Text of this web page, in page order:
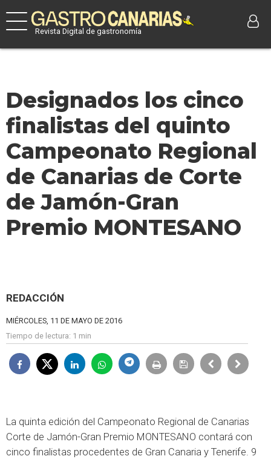
Revista Digital de gastronomía
Designados los cinco
finalistas del quinto
Campeonato Regional
de Canarias de Corte
de Jamón-Gran
Premio MONTESANO
REDACCIÓN
MIÉRCOLES, 11 DE MAYO DE 2016
Tiempo de lectura: 1 min
La quinta edición del Campeonato Regional de Canarias
Corte de Jamón-Gran Premio MONTESANO contará con
cinco finalistas procedentes de Gran Canaria y Tenerife. 9